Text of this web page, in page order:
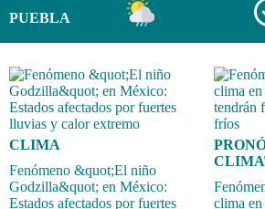
PUEBLA
CLIMA
Fenómeno &quot;El niño
Godzilla&quot; en México:
Estados afectados por fuertes
clima